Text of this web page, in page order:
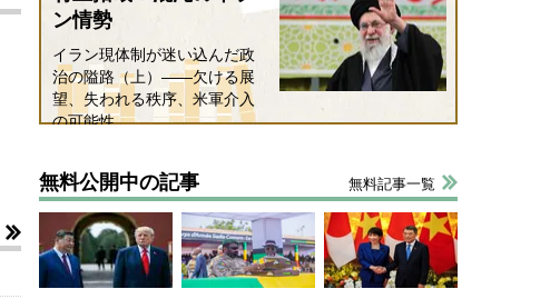
ン情勢
イラン現体制が迷い込んだ政
治の隘路（上）――欠ける展
望、失われる秩序、米軍介入
の可能性
無料公開中の記事 無料記事一覧